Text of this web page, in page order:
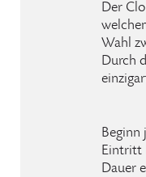
Der
Wahl
Durch
Beginn
Eintritt
Dauer